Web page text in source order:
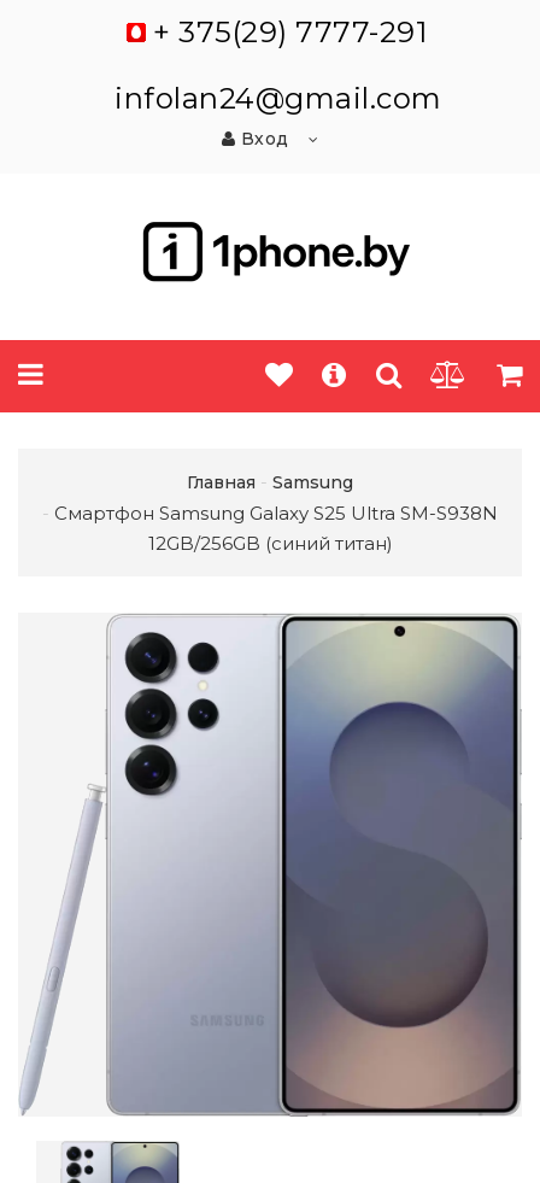
+ 375(29) 7777-291
infolan24@gmail.com
Вход
Главная Samsung
Смартфон Samsung Galaxy S25 Ultra SM-S938N
12GB/256GB (синий титан)